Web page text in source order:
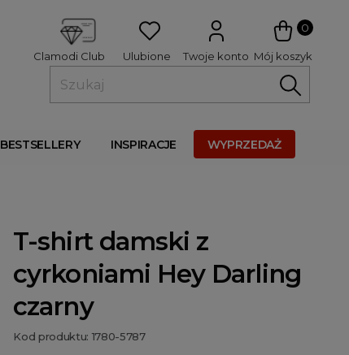
0
Mój koszyk
Twoje konto
Ulubione
Clamodi Club
BESTSELLERY INSPIRACJE WYPRZEDAŻ
T-shirt damski z
cyrkoniami Hey Darling
czarny
Kod produktu: 1780-5787